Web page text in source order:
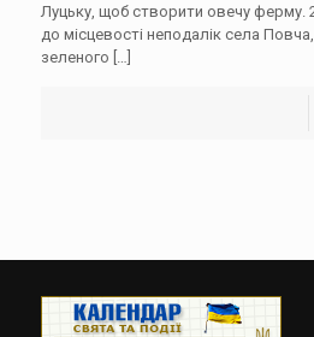
Луцьку, щоб створити овечу ферму.
до місцевості неподалік села
зеленого […]